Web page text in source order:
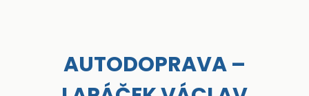
AUTODOPRAVA –